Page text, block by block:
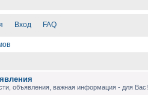
Вход FAQ
объявления, важная информация - для Вас!